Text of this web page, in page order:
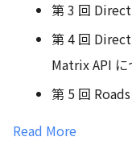
第 3 回
第 4 回
Matrix API に
第 5 回
Read More